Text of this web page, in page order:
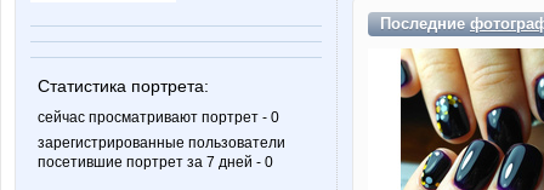
Статистика портрета:
сейчас просматривают портрет - 0
зарегистрированные пользователи
посетившие портрет за 7 дней - 0
Последние